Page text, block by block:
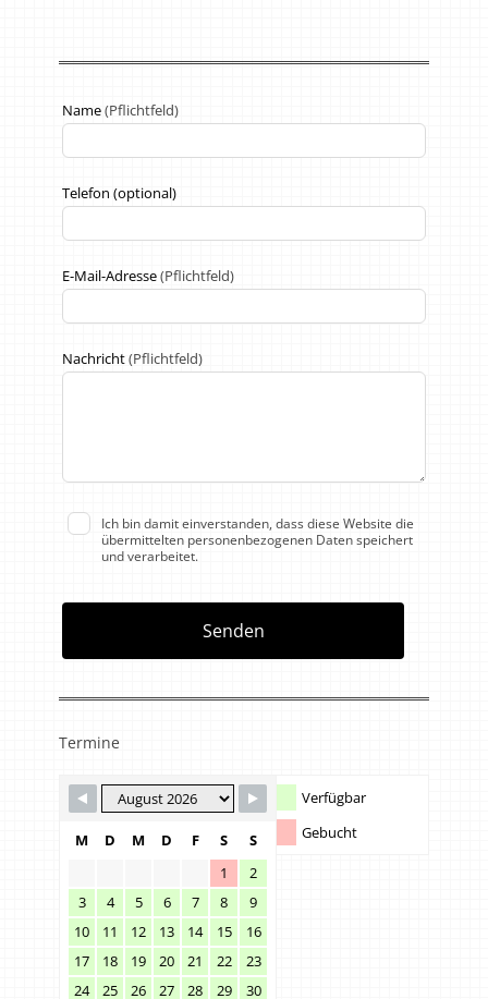
Lass
dieses
leer
Name(Pflichtfeld)
Telefon (optional)
E-Mail-Adresse(Pflichtfeld)
Nachricht(Pflichtfeld)
Ich bin damit einverstanden, dass diese Website die
übermittelten personenbezogenen Daten speichert
und verarbeitet.
Senden
Termine
Verfügbar
Gebucht
M D M D F S
S
1
2
3
4 5 6 7 8
9
10
11 12 13 14 15
16
17
18 19 20 21 22
23
24
25 26 27 28 29 30